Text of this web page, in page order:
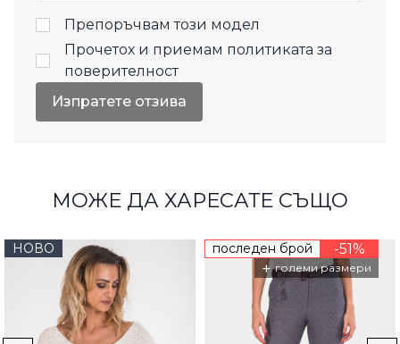
Препоръчвам този модел
Прочетох и приемам политиката за
поверителност
Изпратете отзива
МОЖЕ ДА ХАРЕСАТЕ СЪЩО
НОВО последен брой -51%
+ големи размери